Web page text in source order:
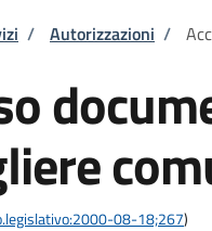
di pane
/ Autorizzazioni /
08-18;267)